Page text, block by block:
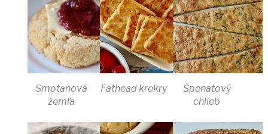
Smotanová
žemľa
Fathead krekry
Špenatový
chlieb